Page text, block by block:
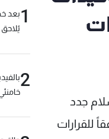
جدد
للقرارات
1بعد
2